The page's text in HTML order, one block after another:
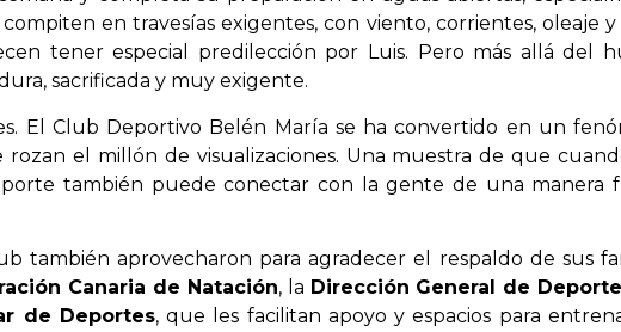
en travesías exigentes, con viento, corrientes, oleaje y
tener especial predilección por Luis. Pero más allá del
sacrificada y muy exigente.
El Club Deportivo Belén María se ha convertido en un
el millón de visualizaciones. Una muestra de que
también puede conectar con la gente de una manera
también aprovecharon para agradecer el respaldo de sus
Canaria de Natación, la Dirección General de
de Deportes, que les facilitan apoyo y espacios para